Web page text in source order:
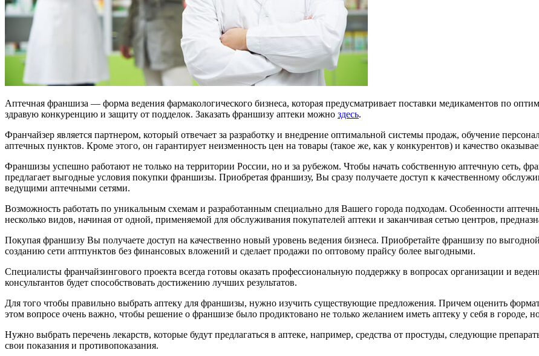
Аптечная франшиза — форма ведения фармакологического бизнеса, которая предусматривает поставки медикаментов по
здравую конкуренцию и защиту от подделок. Заказать франшизу аптеки можно здесь.
Франчайзер является партнером, который отвечает за разработку и внедрение оптимальной системы продаж, обучение
аптечных пунктов. Кроме этого, он гарантирует неизменность цен на товары (такое же, как у конкурентов) и качество
Франшизы успешно работают не только на территории России, но и за рубежом. Чтобы начать собственную аптечную сеть,
предлагает выгодные условия покупки франшизы. Приобретая франшизу, Вы сразу получаете доступ к качественному
ведущими аптечными сетями.
Возможность работать по уникальным схемам и разработанным специально для Вашего города подходам. Особенности
несколько видов, начиная от одной, применяемой для обслуживания покупателей аптеки и заканчивая сетью центров,
Покупая франшизу Вы получаете доступ на качественно новый уровень ведения бизнеса. Приобретайте франшизу по
созданию сети аптпунктов без финансовых вложений и сделает продажи по оптовому прайсу более выгодными.
Специалисты франчайзингового проекта всегда готовы оказать профессиональную поддержку в вопросах организации и
консультантов будет способствовать достижению лучших результатов.
Для того чтобы правильно выбрать аптеку для франшизы, нужно изучить существующие предложения. Причем оценить
этом вопросе очень важно, чтобы решение о франшизе было продиктовано не только желанием иметь аптеку у себя в городе,
Нужно выбрать перечень лекарств, которые будут предлагаться в аптеке, например, средства от простуды, следующие
свои показания и противопоказания.